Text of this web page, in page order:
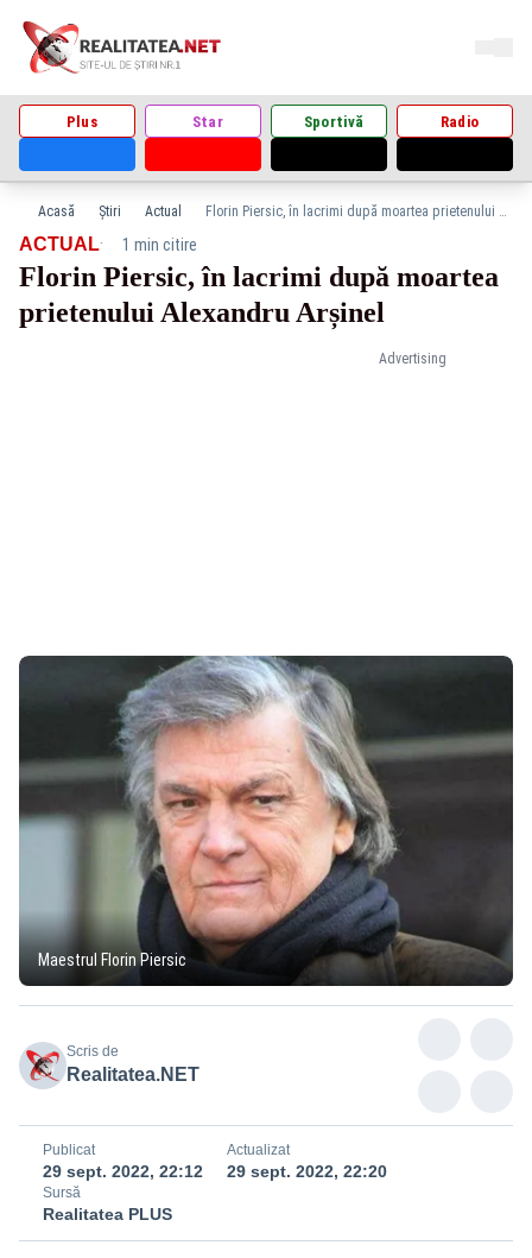
Plus Star Sportivă Radio
Acasă Știri Actual Florin Piersic, în lacrimi după moartea prietenului Alexandru Arșinel
Advertising
ACTUAL· 1 min citire
Florin Piersic, în lacrimi după moartea
prietenului Alexandru Arșinel
Maestrul Florin Piersic
Scris de
Realitatea.NET
Publicat
29 sept. 2022, 22:12
Actualizat
29 sept. 2022, 22:20
Sursă
Realitatea PLUS